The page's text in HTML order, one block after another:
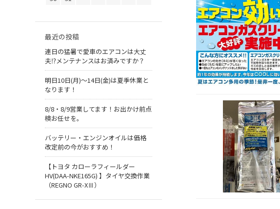
最近の投稿
連日の猛暑で愛車のエアコンは大丈
夫⁉メンテナンスはお済みですか？
明日10日(月)～14日(金)は夏季休業と
なります！
8/8・8/9営業してます！お出かけ前点
検お任せを。
バッテリー・エンジンオイルは価格
改定前の今がおすすめ！
【トヨタ カローラフィールダー
HV(DAA-NKE165G) 】タイヤ交換作業
（REGNO GR-XⅢ）